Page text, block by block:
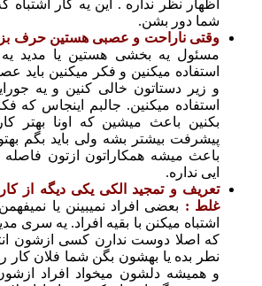
نظر نداره . این یه کار اشتباه که باعث
دور بشن.
ناراحت و عصبی هستین حرف بزنین :
یه بخشی هستین یا مدید یه شرکتی
میکنین و فکر میکنین باید عصبانیتتون
دستاتون خالی کنین و یه جورایی از
میکنین. جالبم اینجاس که فکر میکنین
باعث میشین که اونا بهتر کارکنن و
بیشتر بشه ولی باید بگم بهتون که
میشه همکاراتون ازتون فاصله بگیرن هیچ
و تمجید الکی یکی دیگه از کارای
محل
بعضی افراد نمیبینن یا نمیفهمن که دارن
میکنن با بقیه افراد. یه سری مدیران و
دوست ندارن کسی ازشون انتقاد کنه و
بده یا بهشون بگن شما فلان کار را اشتباه
دلشون میخواد افراد ازشون